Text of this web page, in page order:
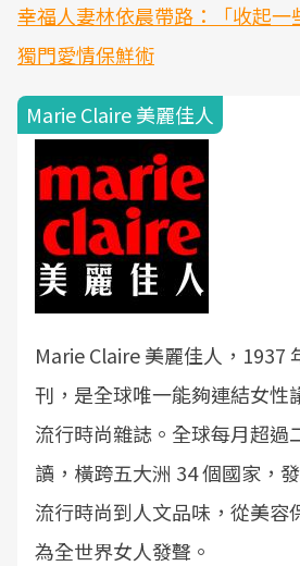
幸福人妻林依晨帶路：「收起
獨門愛情保鮮術
Marie Claire 美麗佳人
Marie Claire 美麗佳人，1937
刊，是全球唯一能夠連結女性
流行時尚雜誌。全球每月超過
讀，橫跨五大洲 34 個國家，
流行時尚到人文品味，從美容
為全世界女人發聲。